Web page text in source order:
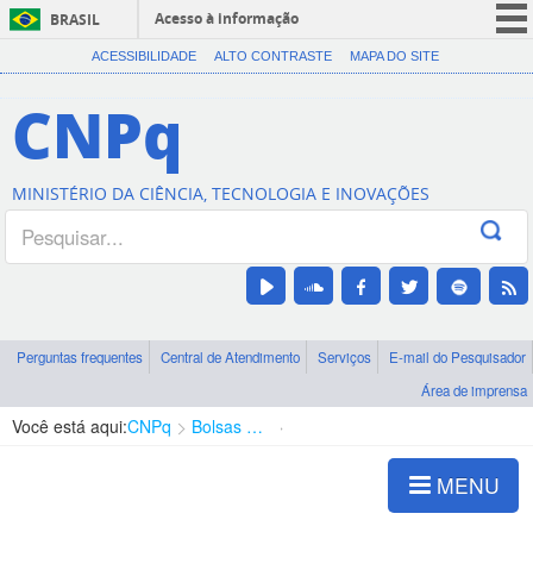
BRASIL
Acesso à informação
CORONAVÍRUS (COVID-19)
Canais
ACESSIBILIDADE ALTO CONTRASTE MAPA DO SITE
CNPq
MINISTÉRIO DA CIÊNCIA, TECNOLOGIA E INOVAÇÕES
Perguntas frequentes Central de Atendimento Serviços
E-mail do Pesquisador
Área de imprensa
Você está aqui:CNPq Bolsas e Auxílios Vigentes
MENU